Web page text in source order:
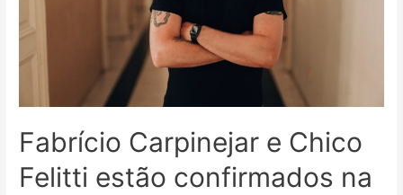
Fabrício Carpinejar e Chico
Felitti estão confirmados na